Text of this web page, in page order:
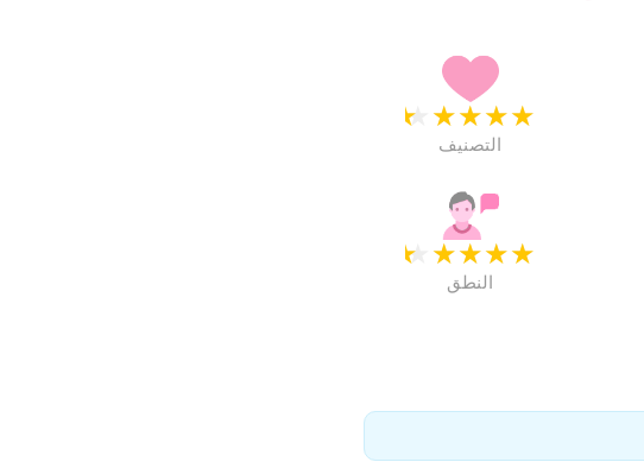
★
★
★
★
★
التصنيف
★
★
★
★
★
النطق